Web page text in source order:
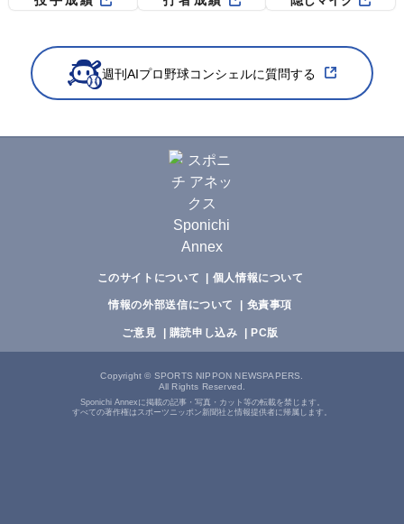
週刊AIプロ野球コンシェルに質問する
このサイトについて 個人情報について
情報の外部送信について 免責事項
ご意見 購読申し込み PC版
Copyright© SPORTS NIPPON NEWSPAPERS.
All Rights Reserved.
Sponichi Annexに掲載の記事・写真・カット等の転載を禁じます。
すべての著作権はスポーツニッポン新聞社と情報提供者に帰属します。